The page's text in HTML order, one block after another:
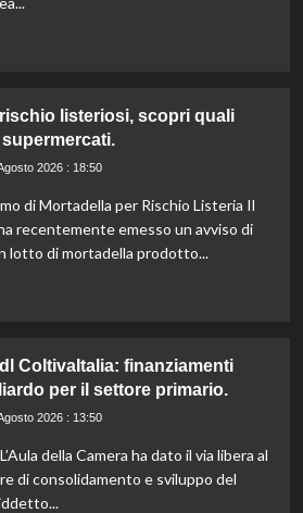
listeriosi, scopri quali
2026 : 18:50
di Mortadella per Rischio Listeria Il
recentemente emesso un avviso di
lotto di mortadella prodotto...
ColtivaItalia: finanziamenti
per il settore primario.
2026 : 13:50
della Camera ha dato il via libera al
di consolidamento e sviluppo del